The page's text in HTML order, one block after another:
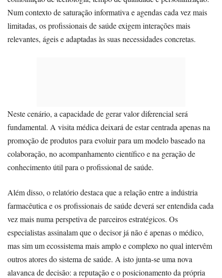
Num contexto de saturação informativa e agendas cada vez mais
limitadas, os profissionais de saúde exigem interações mais
relevantes, ágeis e adaptadas às suas necessidades concretas.
Neste cenário, a capacidade de gerar valor diferencial será
fundamental. A visita médica deixará de estar centrada apenas na
promoção de produtos para evoluir para um modelo baseado na
colaboração, no acompanhamento científico e na geração de
conhecimento útil para o profissional de saúde.
Além disso, o relatório destaca que a relação entre a indústria
farmacêutica e os profissionais de saúde deverá ser entendida cada
vez mais numa perspetiva de parceiros estratégicos. Os
especialistas assinalam que o decisor já não é apenas o médico,
mas sim um ecossistema mais amplo e complexo no qual intervêm
outros atores do sistema de saúde. A isto junta-se uma nova
alavanca de decisão: a reputação e o posicionamento da própria